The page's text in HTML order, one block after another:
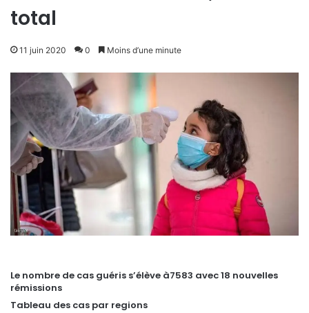
total
11 juin 2020 0 Moins d’une minute
Le nombre de cas guéris s’élève à7583 avec 18 nouvelles
rémissions
Tableau des cas par regions